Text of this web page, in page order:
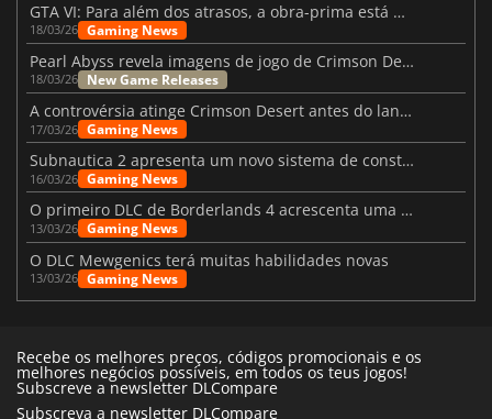
GTA VI: Para além dos atrasos, a obra-prima está quase a chegar
18/03/26 Gaming News
Pearl Abyss revela imagens de jogo de Crimson Desert para a PS5
18/03/26 New Game Releases
A controvérsia atinge Crimson Desert antes do lançamento
17/03/26 Gaming News
Subnautica 2 apresenta um novo sistema de construção de bases
16/03/26 Gaming News
O primeiro DLC de Borderlands 4 acrescenta uma nova personagem e muito mais
13/03/26 Gaming News
O DLC Mewgenics terá muitas habilidades novas
13/03/26 Gaming News
Recebe os melhores preços, códigos promocionais e os
melhores negócios possíveis, em todos os teus jogos!
Subscreve a newsletter DLCompare
Subscreva a newsletter DLCompare